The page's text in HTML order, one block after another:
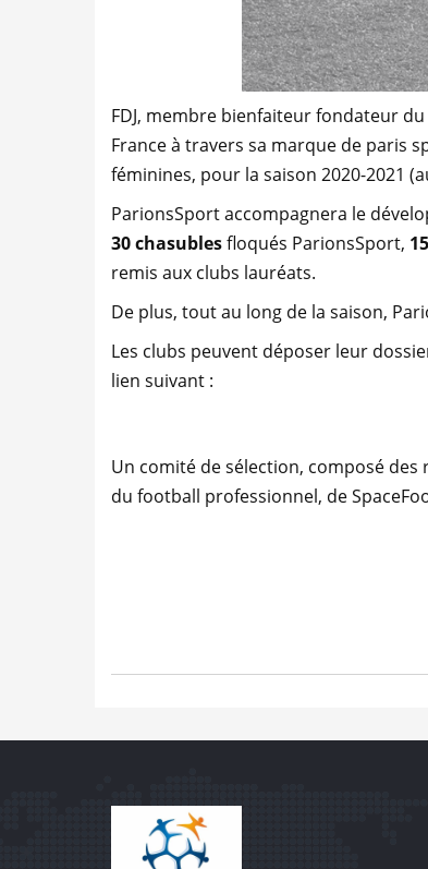
FDJ, membre bienfaiteur fondateur
France à travers sa marque de paris
féminines, pour la saison 2020-2021
ParionsSport accompagnera le
30 chasublesfloqués ParionsSport,
remis aux clubs lauréats.
De plus, tout au long de la saison,
Les clubs peuvent déposer leur
lien suivant :
Un comité de sélection, composé
du football professionnel, de